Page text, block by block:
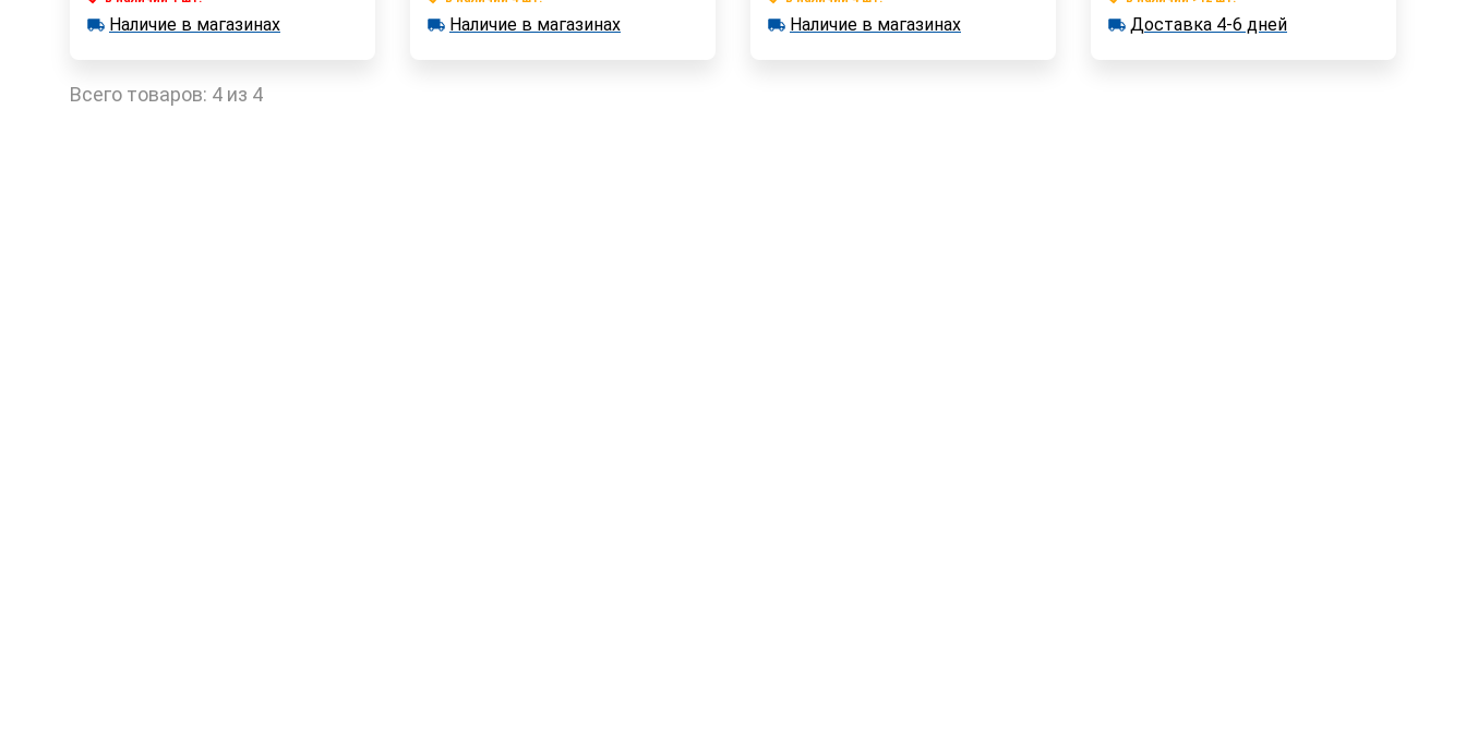
В корзину
Быстрый заказ
в наличии 1 шт.
Наличие в магазинах В корзину
в наличии 4 шт.
Наличие в магазинах В корзину
в наличии 4 шт.
Наличие в магазинах В корзину
в наличии >12 шт.
Доставка 4-6 дней
Всего товаров: 4 из 4